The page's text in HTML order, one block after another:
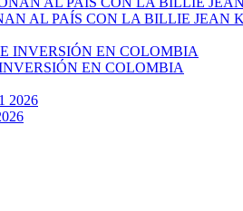
AL PAÍS CON LA BILLIE JEAN
EN COLOMBIA